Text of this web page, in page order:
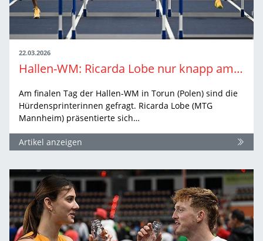
22.03.2026
Hallen-WM: Ricarda Lobe nur knapp am Halbfinale vorbei
Am finalen Tag der Hallen-WM in Torun (Polen) sind die
Hürdensprinterinnen gefragt. Ricarda Lobe (MTG
Mannheim) präsentierte sich…
Artikel anzeigen